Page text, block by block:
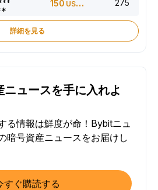
150 USDT 275
詳細を見る
ュースを手に入れよ
る情報は鮮度が命！Bybitニュ
暗号資産ニュースをお届けし
すぐ購読する